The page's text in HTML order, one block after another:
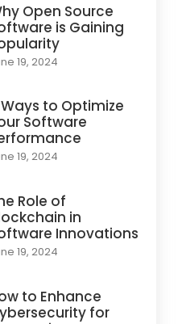
Open Source
is Gaining
19, 2024
to Optimize
Software
19, 2024
Role of
in
Innovations
19, 2024
to Enhance
for